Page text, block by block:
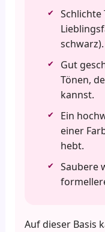
Schlichte
schwarz).
Gut
Tönen,
kannst.
Ein
einer
hebt.
Saubere
Auf dieser Basis